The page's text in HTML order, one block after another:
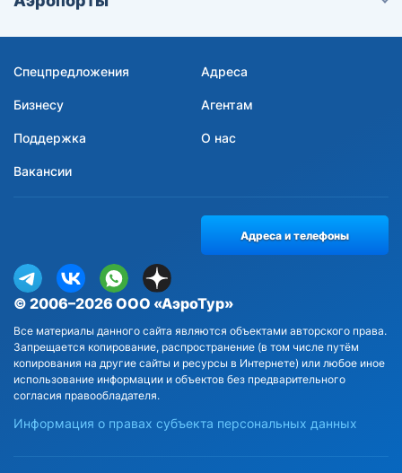
Спецпредложения Адреса
Бизнесу Агентам
Поддержка О нас
Вакансии
© 2006–2026 ООО «АэроТур»
Все материалы данного сайта являются объектами авторского права.
Запрещается копирование, распространение (в том числе путём
копирования на другие сайты и ресурсы в Интернете) или любое иное
использование информации и объектов без предварительного
согласия правообладателя.
Информация о правах субъекта персональных данных
Адреса и телефоны